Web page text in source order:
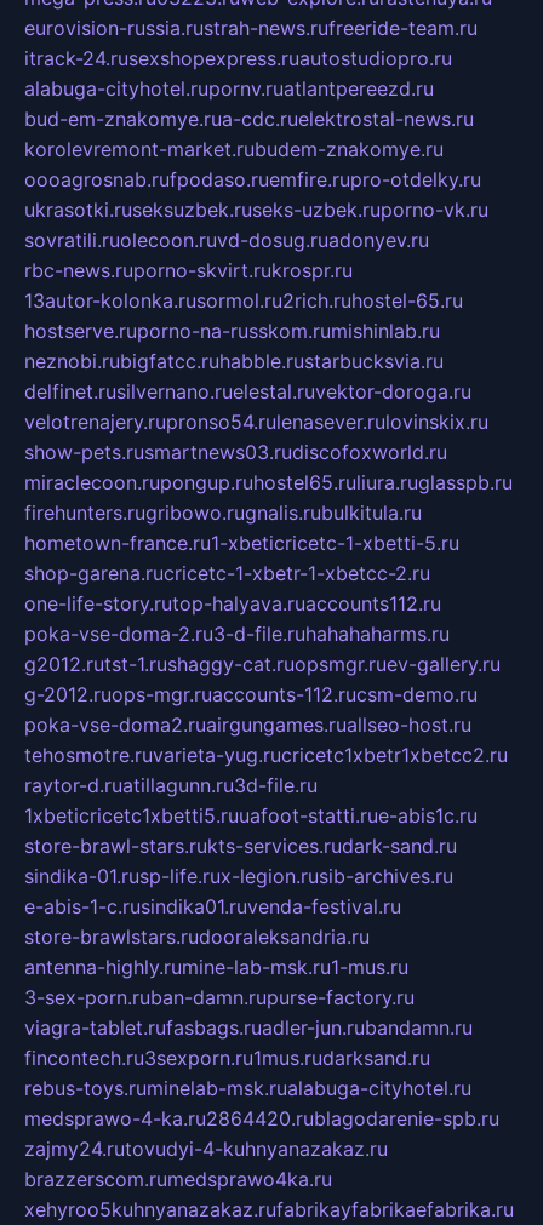
eurovision-russia.rustrah-news.rufreeride-team.ru
itrack-24.rusexshopexpress.ruautostudiopro.ru
alabuga-cityhotel.rupornv.ruatlantpereezd.ru
bud-em-znakomye.rua-cdc.ruelektrostal-news.ru
korolevremont-market.rubudem-znakomye.ru
oooagrosnab.rufpodaso.ruemfire.rupro-otdelky.ru
ukrasotki.ruseksuzbek.ruseks-uzbek.ruporno-vk.ru
sovratili.ruolecoon.ruvd-dosug.ruadonyev.ru
rbc-news.ruporno-skvirt.rukrospr.ru
13autor-kolonka.rusormol.ru2rich.ruhostel-65.ru
hostserve.ruporno-na-russkom.rumishinlab.ru
neznobi.rubigfatcc.ruhabble.rustarbucksvia.ru
delfinet.rusilvernano.ruelestal.ruvektor-doroga.ru
velotrenajery.rupronso54.rulenasever.rulovinskix.ru
show-pets.rusmartnews03.rudiscofoxworld.ru
miraclecoon.rupongup.ruhostel65.ruliura.ruglasspb.ru
firehunters.rugribowo.rugnalis.rubulkitula.ru
hometown-france.ru1-xbeticricetc-1-xbetti-5.ru
shop-garena.rucricetc-1-xbetr-1-xbetcc-2.ru
one-life-story.rutop-halyava.ruaccounts112.ru
poka-vse-doma-2.ru3-d-file.ruhahahaharms.ru
g2012.rutst-1.rushaggy-cat.ruopsmgr.ruev-gallery.ru
g-2012.ruops-mgr.ruaccounts-112.rucsm-demo.ru
poka-vse-doma2.ruairgungames.ruallseo-host.ru
tehosmotre.ruvarieta-yug.rucricetc1xbetr1xbetcc2.ru
raytor-d.ruatillagunn.ru3d-file.ru
1xbeticricetc1xbetti5.ruuafoot-statti.rue-abis1c.ru
store-brawl-stars.rukts-services.rudark-sand.ru
sindika-01.rusp-life.rux-legion.rusib-archives.ru
e-abis-1-c.rusindika01.ruvenda-festival.ru
store-brawlstars.rudooraleksandria.ru
antenna-highly.rumine-lab-msk.ru1-mus.ru
3-sex-porn.ruban-damn.rupurse-factory.ru
viagra-tablet.rufasbags.ruadler-jun.rubandamn.ru
fincontech.ru3sexporn.ru1mus.rudarksand.ru
rebus-toys.ruminelab-msk.rualabuga-cityhotel.ru
medsprawo-4-ka.ru2864420.rublagodarenie-spb.ru
zajmy24.rutovudyi-4-kuhnyanazakaz.ru
brazzerscom.rumedsprawo4ka.ru
xehyroo5kuhnyanazakaz.rufabrikayfabrikaefabrika.ru